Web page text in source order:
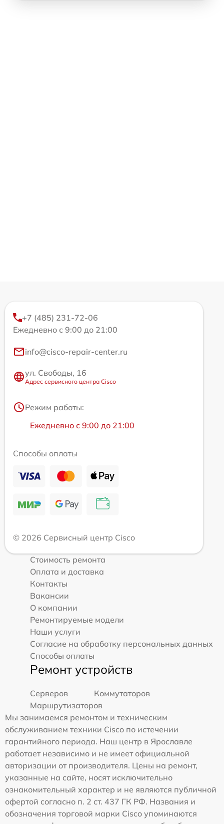
+7 (485) 231-72-06
Ежедневно с 9:00 до 21:00
info@cisco-repair-center.ru
ул. Свободы, 16
Адрес сервисного центра Cisco
Режим работы:
Ежедневно с 9:00 до 21:00
Способы оплаты
© 2026 Сервисный центр Cisco
Стоимость ремонта
Оплата и доставка
Контакты
Вакансии
О компании
Ремонтируемые модели
Наши услуги
Согласие на обработку персональных данных
Способы оплаты
Ремонт устройств
Серверов
Коммутаторов
Маршрутизаторов
Мы занимаемся ремонтом и техническим
обслуживанием техники Cisco по истечении
гарантийного периода. Наш центр в Ярославле
работает независимо и не имеет официальной
авторизации от производителя. Цены на ремонт,
указанные на сайте, носят исключительно
ознакомительный характер и не являются публичной
офертой согласно п. 2 ст. 437 ГК РФ. Названия и
обозначения торговой марки Cisco упоминаются